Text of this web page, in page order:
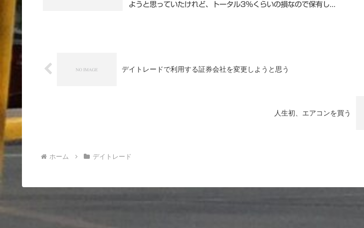
ようと思っていたけれど、トータル3%くらいの損なので保有し...
デイトレードで利用する証券会社を変更しようと思う
人生初、エアコンを買う
ホーム デイトレード